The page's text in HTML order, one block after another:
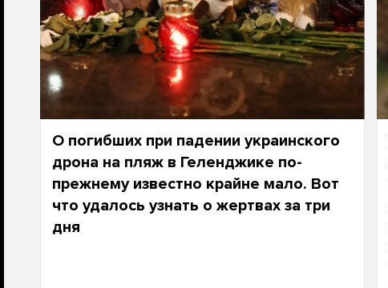
О погибших при падении украинского
дрона на пляж в Геленджике по-
прежнему известно крайне мало. Вот
что удалось узнать о жертвах за три
дня